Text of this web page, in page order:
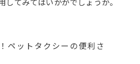
してみてはいかがでしょうか。
ペットタクシーの便利さ